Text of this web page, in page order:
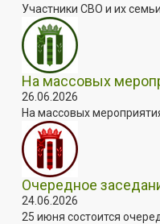
Участники СВО и их
На массовых
26.06.2026
На массовых
Очередное
24.06.2026
25 июня состоится